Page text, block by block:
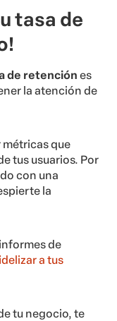
tasa de
de retención es
la atención de
que
tus usuarios. Por
con una
la
de
a tus
tu negocio, te